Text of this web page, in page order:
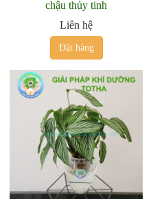
chậu thủy tinh
Liên hệ
Đặt hàng